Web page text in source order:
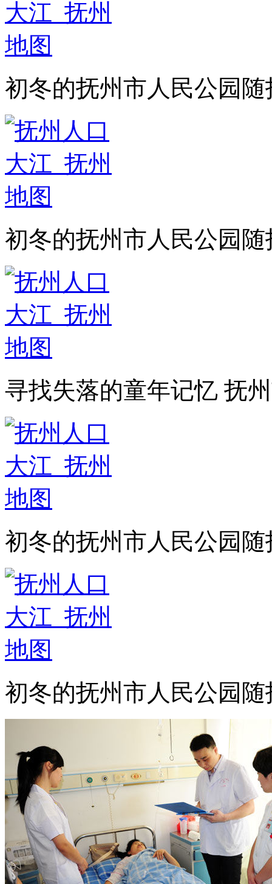
初冬的抚州市人民公园随
初冬的抚州市人民公园随
寻找失落的童年记忆 抚
初冬的抚州市人民公园随
初冬的抚州市人民公园随